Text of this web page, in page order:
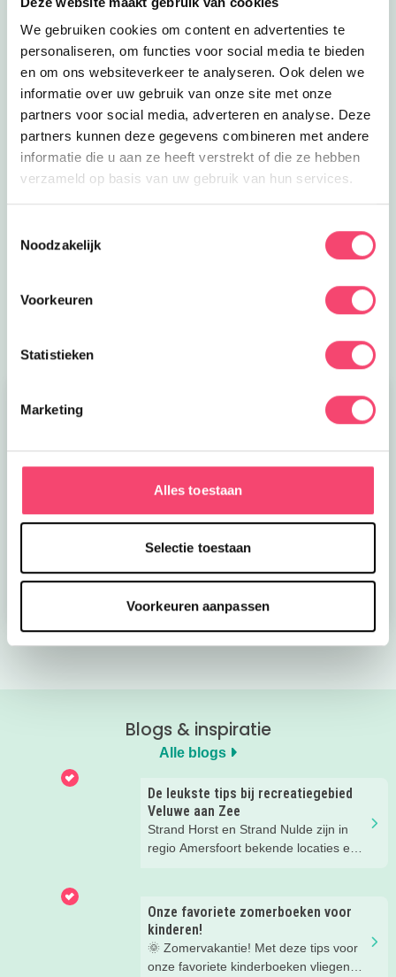
We gebruiken cookies om content en advertenties te
personaliseren, om functies voor social media te bieden
en om ons websiteverkeer te analyseren. Ook delen we
informatie over uw gebruik van onze site met onze
partners voor social media, adverteren en analyse. Deze
partners kunnen deze gegevens combineren met andere
informatie die u aan ze heeft verstrekt of die ze hebben
verzameld op basis van uw gebruik van hun services.
Noodzakelijk
Voorkeuren
Statistieken
Marketing
Alles toestaan
Selectie toestaan
Voorkeuren aanpassen
Zomervakantie bij het NMM
stoere activiteiten voor kids bij het Nationaal Militair
Museum. Wie is het snelste op de stormbaan? Rijd zelf
Kroon op de taart bij
CODA
Bekijk nu
Onze favoriete
zomerboeken voor
Bekijk nu
Blogs & inspiratie
Alle blogs
De leukste tips bij recreatiegebied
Veluwe aan Zee
Strand Horst en Strand Nulde zijn in
regio Amersfoort bekende locaties en
recreatiegebieden van Leisurelands
kan zwemmen en surfen is bij de
meesten wel bekend, maar wist je dat
de stranden nu een nieuwe naam
Onze favoriete zomerboeken voor
kinderen!
🌞 Zomervakantie! Met deze tips voor
onze favoriete kinderboeken vliegen